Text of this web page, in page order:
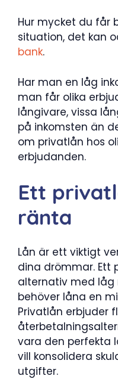
Hur mycket du får
situation, det kan
bank.
Har man en låg
man får olika
långivare, vissa
på inkomsten än
om privatlån hos
erbjudanden.
Ett
ränta
Lån är ett viktigt
dina drömmar. Ett
alternativ med
behöver låna en
Privatlån erbjuder
vara den perfekta
vill konsolidera
utgifter.